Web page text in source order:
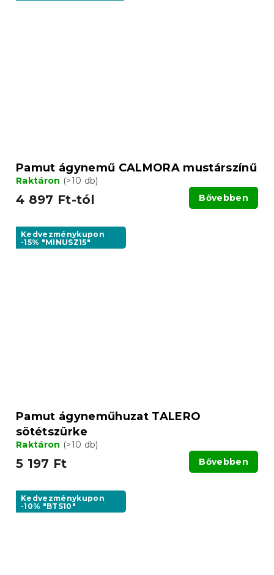
Pamut ágynemű CALMORA mustárszínű
Raktáron (>10 db)
4 897 Ft-tól Bővebben
Kedvezménykupon
-15% "MINUSZ15"
Pamut ágyneműhuzat TALERO
sötétszürke
Raktáron (>10 db)
5 197 Ft Bővebben
Kedvezménykupon
-10% "BTS10"